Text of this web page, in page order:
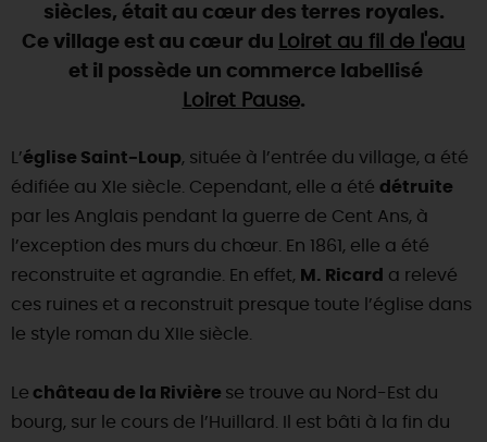
Programme des animations "Loiret au fil de l'eau"
2026
Où sortir ?
DEMAIN
CE WEEK-END
CETTE SEMAINE
siècles, était au cœur des terres royales.
Ce village est au cœur du Loiret au fil de l'eau
et il possède un commerce labellisé
Loiret Pause.
L’église Saint-Loup, située à l’entrée du village, a été
édifiée au XIe siècle. Cependant, elle a été détruite
par les Anglais pendant la guerre de Cent Ans, à
l’exception des murs du chœur. En 1861, elle a été
reconstruite et agrandie. En effet, M. Ricard a relevé
ces ruines et a reconstruit presque toute l’église dans
le style roman du XIIe siècle.
Le château de la Rivière se trouve au Nord-Est du
bourg, sur le cours de l’Huillard. Il est bâti à la fin du